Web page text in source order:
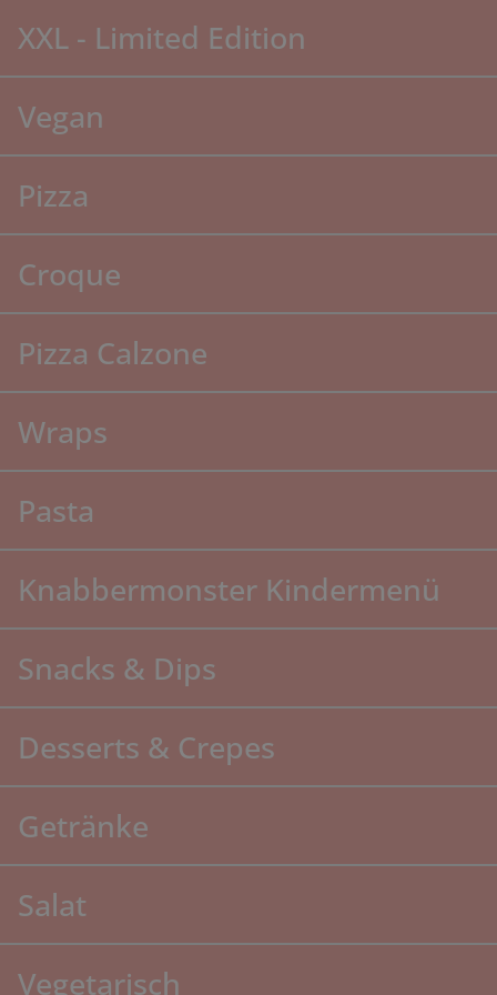
XXL - Limited Edition
Vegan
Pizza
Croque
Pizza Calzone
Wraps
Pasta
Knabbermonster Kindermenü
Snacks & Dips
Desserts & Crepes
Getränke
Salat
Vegetarisch